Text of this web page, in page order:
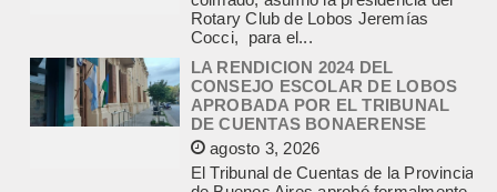
LA RENDICION 2024 DEL
CONSEJO ESCOLAR DE LOBOS
APROBADA POR EL TRIBUNAL
DE CUENTAS BONAERENSE
agosto 3, 2026
El Tribunal de Cuentas de la Provincia
de Buenos Aires aprobó formalmente
la rendición de cuentas
correspondiente al Ejercicio 2024,...